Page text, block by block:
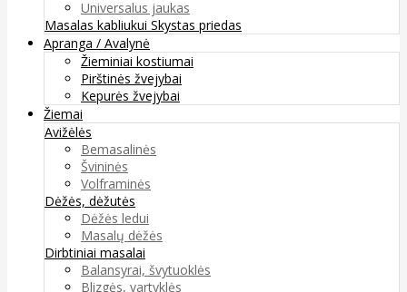
Universalus jaukas
Masalas kabliukui Skystas priedas
Apranga / Avalynė
Žieminiai kostiumai
Pirštinės žvejybai
Kepurės žvejybai
Žiemai
Avižėlės
Bemasalinės
Švininės
Volframinės
Dėžės, dėžutės
Dėžės ledui
Masalų dėžės
Dirbtiniai masalai
Balansyrai, švytuoklės
Blizgės, vartyklės